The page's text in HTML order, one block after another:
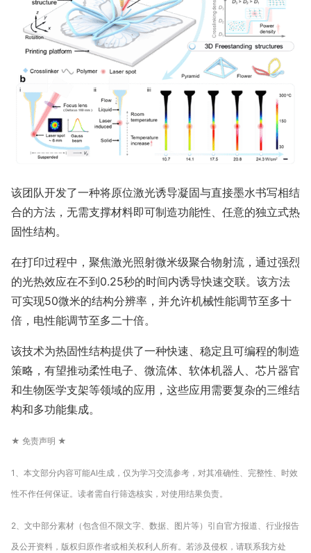
该团队开发了一种将原位激光诱导凝固与直接墨水书写相结
合的方法，无需支撑材料即可制造功能性、任意的独立式热
固性结构。
在打印过程中，聚焦激光照射微米级聚合物射流，通过强烈
的光热效应在不到0.25秒的时间内诱导快速交联。该方法
可实现50微米的结构分辨率，并允许机械性能调节至多十
倍，电性能调节至多二十倍。
该技术为热固性结构提供了一种快速、稳定且可编程的制造
策略，有望推动柔性电子、微流体、软体机器人、芯片器官
和生物医学支架等领域的应用，这些应用需要复杂的三维结
构和多功能集成。
★ 免责声明 ★
1、本文部分内容可能AI生成，仅为学习交流参考，对其准确性、完整性、时效
性不作任何保证。读者需自行筛选核实，对使用结果负责。
2、文中部分素材（包含但不限文字、数据、图片等）引自官方报道、行业报告
及公开资料，版权归原作者或相关权利人所有。若涉及侵权，请联系我方处